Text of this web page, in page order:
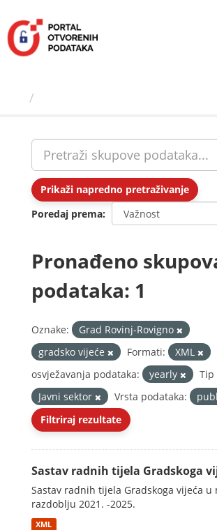
sadržaj
Prikaži napredno pretraživanje
Poredaj prema
Pronađeno
podataka: 1
Oznake:
Grad Rovinj-Rovigno
gradsko vijeće
Formati: XML
osvježavanja podataka:
yearly
Tip
Javni sektor
Vrsta podataka:
Filtriraj rezultate
Sastav radnih tijela Gradskoga
Sastav radnih tijela Gradskoga vijeća u
razdoblju 2021. -2025.
XML